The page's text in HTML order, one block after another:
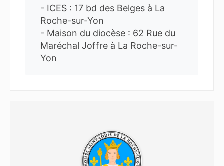
- ICES : 17 bd des Belges à La
Roche-sur-Yon
- Maison du diocèse : 62 Rue du
Maréchal Joffre à La Roche-sur-
Yon